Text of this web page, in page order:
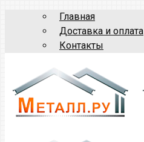
Главная
Доставка и оплата
Контакты